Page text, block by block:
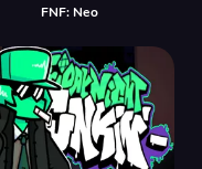
FNF: Neo